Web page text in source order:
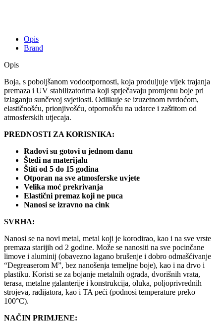
Opis
Brand
Opis
Boja, s poboljšanom vodootpornosti, koja produljuje vijek trajanja
premaza i UV stabilizatorima koji sprječavaju promjenu boje pri
izlaganju sunčevoj svjetlosti. Odlikuje se izuzetnom tvrdoćom,
elastičnošću, prionjivošću, otpornošću na udarce i zaštitom od
atmosferskih utjecaja.
PREDNOSTI ZA KORISNIKA:
Radovi su gotovi u jednom danu
Štedi na materijalu
Štiti od 5 do 15 godina
Otporan na sve atmosferske uvjete
Velika moć prekrivanja
Elastični premaz koji ne puca
Nanosi se izravno na cink
SVRHA:
Nanosi se na novi metal, metal koji je korodirao, kao i na sve vrste
premaza starijih od 2 godine. Može se nanositi na sve pocinčane
limove i aluminij (obavezno lagano brušenje i dobro odmašćivanje
“Degreaserom M”, bez nanošenja temeljne boje), kao i na drvo i
plastiku. Koristi se za bojanje metalnih ograda, dvorišnih vrata,
terasa, metalne galanterije i konstrukcija, oluka, poljoprivrednih
strojeva, radijatora, kao i TA peći (podnosi temperature preko
100°C).
NAČIN PRIMJENE: